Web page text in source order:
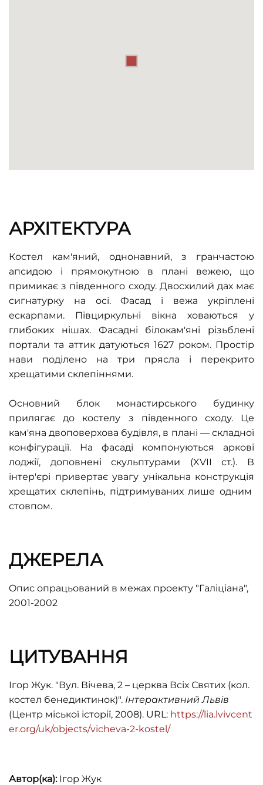
АРХІТЕКТУРА
Костел кам'яний, однонавний, з гранчастою
апсидою і прямокутною в плані вежею, що
примикає з південного сходу. Двосхилий дах має
сигнатурку на осі. Фасад і вежа укріплені
ескарпами. Півциркульні вікна ховаються у
глибоких нішах. Фасадні білокам'яні різьблені
портали та аттик датуються 1627 роком. Простір
нави поділено на три прясла і перекрито
хрещатими склепіннями.
Основний блок монастирського будинку
прилягає до костелу з південного сходу. Це
кам'яна двоповерхова будівля, в плані — складної
конфігурації. На фасаді компонуються аркові
лоджії, доповнені скульптурами (XVII ст.). В
інтер'єрі привертає увагу унікальна конструкція
хрещатих склепінь, підтримуваних лише одним
стовпом.
ДЖЕРЕЛА
Oпис опрацьований в межах проекту "Галіціана",
2001-2002
ЦИТУВАННЯ
Ігор Жук. "Вул. Вічева, 2 – церква Всіх Святих (кол.
костел бенедиктинок)". Інтерактивний Львів
(Центр міської історії, 2008). URL: https://lia.lvivcent
er.org/uk/objects/vicheva-2-kostel/
Автор(ка):Ігор Жук